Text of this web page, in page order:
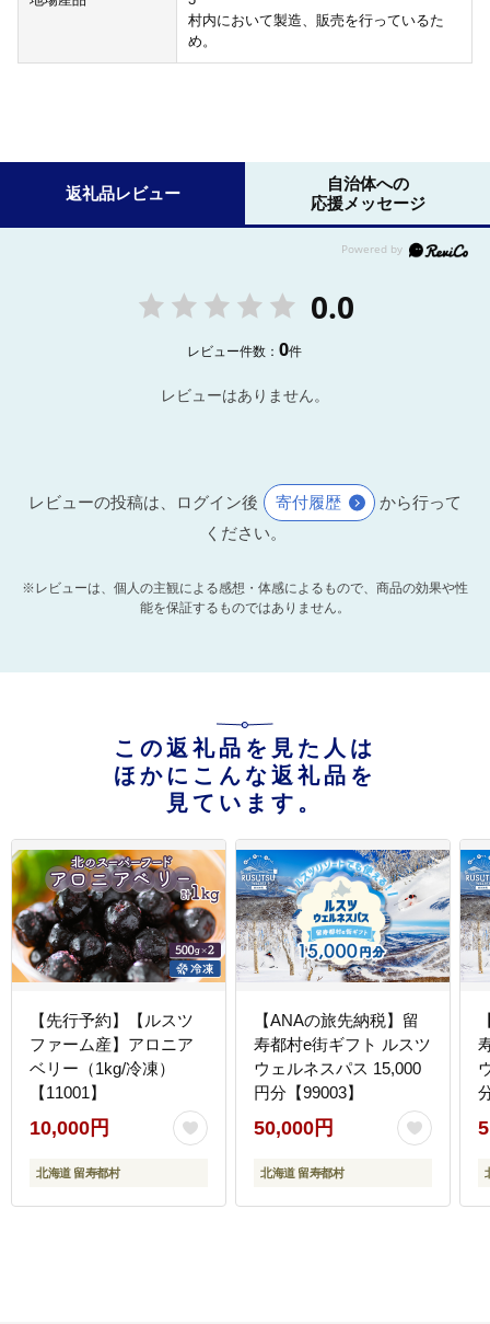
村内において製造、販売を行っているた
め。
返礼品レビュー
自治体への
応援メッセージ
0.0
レビュー件数：0件
レビューはありません。
レビューの投稿は、ログイン後 寄付履歴
から行って
ください。
※レビューは、個人の主観による感想・体感によるもので、商品の効果や性
能を保証するものではありません。
この返礼品を見た人は
ほかにこんな返礼品を
見ています。
【先行予約】【ルスツ
ファーム産】アロニア
ベリー（1kg/冷凍）
【11001】
10,000円
北海道 留寿都村
【ANAの旅先納税】留
寿都村e街ギフト ルスツ
ウェルネスパス 15,000
円分【99003】
50,000円
北海道 留寿都村